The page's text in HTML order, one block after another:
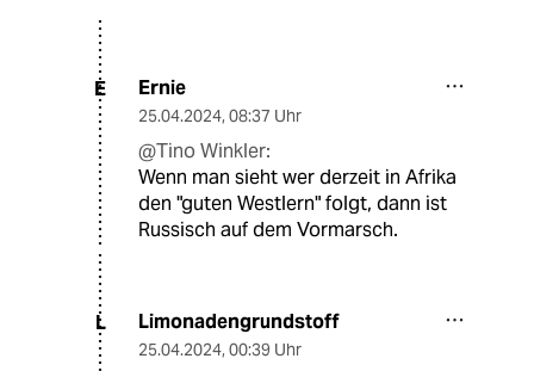
E Ernie
25.04.2024, 08:37 Uhr
@Tino Winkler:
Wenn man sieht wer derzeit in Afrika
den "guten Westlern" folgt, dann ist
Russisch auf dem Vormarsch.
L Limonadengrundstoff
25.04.2024, 00:39 Uhr